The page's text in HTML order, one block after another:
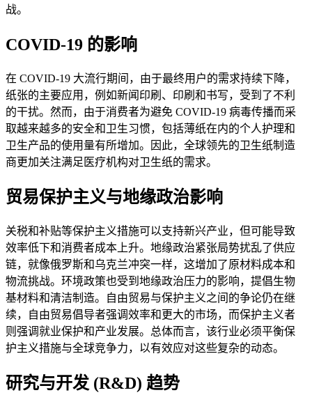
战。
COVID-19 的影响
在 COVID-19 大流行期间，由于最终用户的需求持续下降，
纸张的主要应用，例如新闻印刷、印刷和书写，受到了不利
的干扰。然而，由于消费者为避免 COVID-19 病毒传播而采
取越来越多的安全和卫生习惯，包括薄纸在内的个人护理和
卫生产品的使用量有所增加。因此，全球领先的卫生纸制造
商更加关注满足医疗机构对卫生纸的需求。
贸易保护主义与地缘政治影响
关税和补贴等保护主义措施可以支持新兴产业，但可能导致
效率低下和消费者成本上升。地缘政治紧张局势扰乱了供应
链，就像俄罗斯和乌克兰冲突一样，这增加了原材料成本和
物流挑战。环境政策也受到地缘政治压力的影响，提倡生物
基材料和清洁制造。自由贸易与保护主义之间的争论仍在继
续，自由贸易倡导者强调效率和更大的市场，而保护主义者
则强调就业保护和产业发展。总体而言，该行业必须平衡保
护主义措施与全球竞争力，以有效应对这些复杂的动态。
研究与开发 (R&D) 趋势